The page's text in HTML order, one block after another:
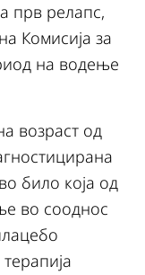
прв релапс,
Комисија за
на водење
возраст од
било која од
во сооднос